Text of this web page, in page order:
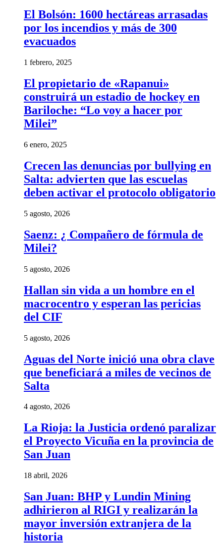
El Bolsón: 1600 hectáreas arrasadas
por los incendios y más de 300
evacuados
1 febrero, 2025
El propietario de «Rapanui»
construirá un estadio de hockey en
Bariloche: “Lo voy a hacer por
Milei”
6 enero, 2025
Crecen las denuncias por bullying en
Salta: advierten que las escuelas
deben activar el protocolo obligatorio
5 agosto, 2026
Saenz: ¿ Compañero de fórmula de
Milei?
5 agosto, 2026
Hallan sin vida a un hombre en el
macrocentro y esperan las pericias
del CIF
5 agosto, 2026
Aguas del Norte inició una obra clave
que beneficiará a miles de vecinos de
Salta
4 agosto, 2026
La Rioja: la Justicia ordenó paralizar
el Proyecto Vicuña en la provincia de
San Juan
18 abril, 2026
San Juan: BHP y Lundin Mining
adhirieron al RIGI y realizarán la
mayor inversión extranjera de la
historia